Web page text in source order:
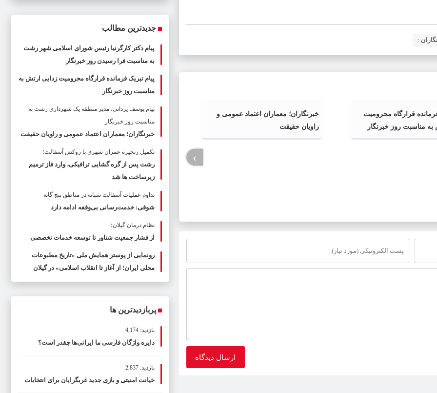
:
قرارگاه محرومیت‌
مناسبت روز خبرنگار
خبرنگاران؛ معماران اعتماد عمومی و
راویان حقیقت
رشت پس از گره گشایی ترافیکی، وارد
فاز ترمیم زیرساخت ها شد
›
جدیدترین مطالب
پیام دکتر کارگرنیا رئیس شورای اسلامی شهر رشت
به مناسبت فرا رسیدن روز خبرنگار
پیام تبریک فرمانده قرارگاه محرومیت‌ زدایی ارتش به
مناسبت روز خبرنگار
پیام یوسف یزدانی، مدیر منطقه یک شهرداری رشت به
مناسبت روز خبرنگار
خبرنگاران؛ معماران اعتماد عمومی و راویان حقیقت
تکمیل زنجیره عمران شهری با روکش آسفالت؛
رشت پس از گره گشایی ترافیکی، وارد فاز ترمیم
زیرساخت ها شد
تداوم عملیات آسفالت‌ شبانه در مناطق پنج گانه
شوقی: خدمت‌رسانی بی‌وقفه ادامه دارد
نظام درمان گیلان؛
از فشار جمعیت شناور تا توسعه خدمات تخصصی
رونمایی از پوستر همایش ملی «تاریخ مطبوعات
محلی ایران؛ از آغاز تا انقلاب اسلامی» در گیلان
پربازدیدترین ها
بازدید: 4,174
دایره واژگان فارسی ما ایرانی‌ها چقدر است؟
بازدید: 2,837
خیانت امنیتی و بازی جدید غربگرایان برای انتخابات